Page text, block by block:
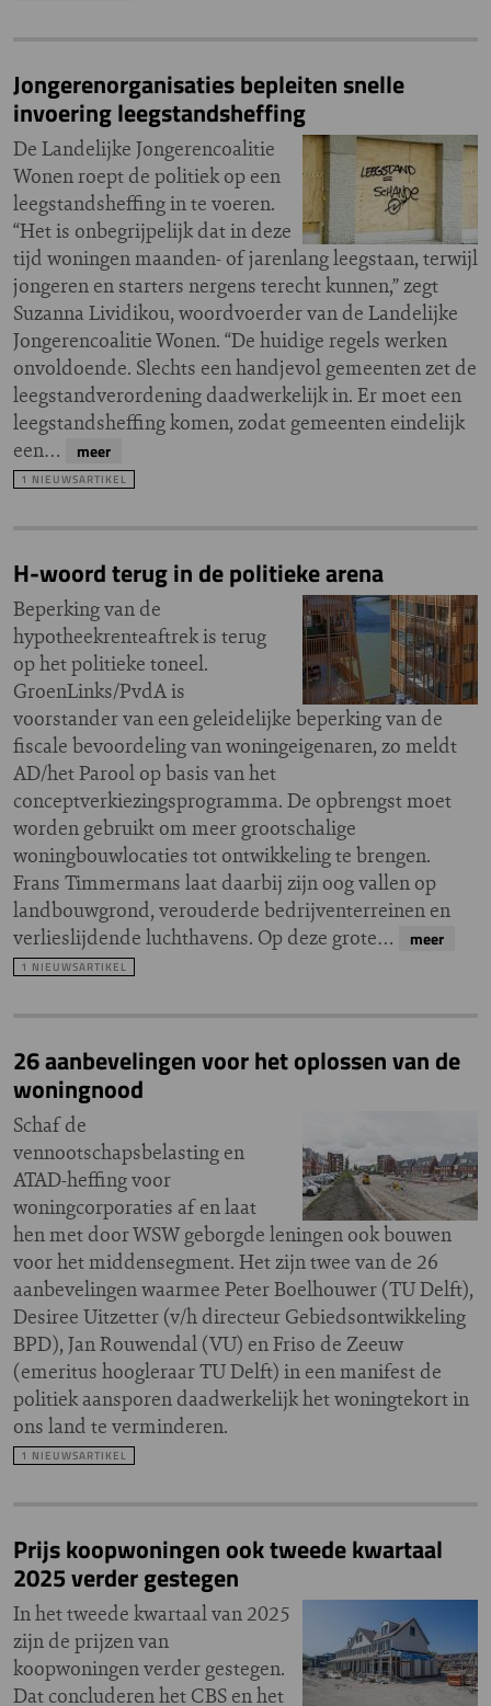
Jongerenorganisaties bepleiten snelle
invoering leegstandsheffing
De Landelijke Jongerencoalitie
Wonen roept de politiek op een
leegstandsheffing in te voeren.
“Het is onbegrijpelijk dat in deze
tijd woningen maanden- of jarenlang leegstaan, terwijl
jongeren en starters nergens terecht kunnen,” zegt
Suzanna Lividikou, woordvoerder van de Landelijke
Jongerencoalitie Wonen. “De huidige regels werken
onvoldoende. Slechts een handjevol gemeenten zet de
leegstandverordening daadwerkelijk in. Er moet een
leegstandsheffing komen, zodat gemeenten eindelijk
een…
meer
1 NIEUWSARTIKEL
H-woord terug in de politieke arena
Beperking van de
hypotheekrenteaftrek is terug
op het politieke toneel.
GroenLinks/PvdA is
voorstander van een geleidelijke beperking van de
fiscale bevoordeling van woningeigenaren, zo meldt
AD/het Parool op basis van het
conceptverkiezingsprogramma. De opbrengst moet
worden gebruikt om meer grootschalige
woningbouwlocaties tot ontwikkeling te brengen.
Frans Timmermans laat daarbij zijn oog vallen op
landbouwgrond, verouderde bedrijventerreinen en
verlieslijdende luchthavens. Op deze grote…
meer
1 NIEUWSARTIKEL
26 aanbevelingen voor het oplossen van de
woningnood
Schaf de
vennootschapsbelasting en
ATAD-heffing voor
woningcorporaties af en laat
hen met door WSW geborgde leningen ook bouwen
voor het middensegment. Het zijn twee van de 26
aanbevelingen waarmee Peter Boelhouwer (TU Delft),
Desiree Uitzetter (v/h directeur Gebiedsontwikkeling
BPD), Jan Rouwendal (VU) en Friso de Zeeuw
(emeritus hoogleraar TU Delft) in een manifest de
politiek aansporen daadwerkelijk het woningtekort in
ons land te verminderen.
1 NIEUWSARTIKEL
Prijs koopwoningen ook tweede kwartaal
2025 verder gestegen
In het tweede kwartaal van 2025
zijn de prijzen van
koopwoningen verder gestegen.
Dat concluderen het CBS en het